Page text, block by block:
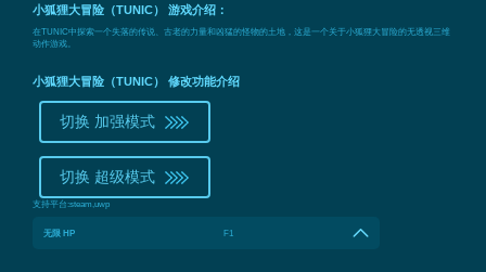
小狐狸大冒险（TUNIC） 游戏介绍：
在TUNIC中探索一个失落的传说、古老的力量和凶猛的怪物的土地，这是一个关于小狐狸大冒险的无透视三维
动作游戏。
小狐狸大冒险（TUNIC） 修改功能介绍
切换 加强模式
切换 超级模式
支持平台:steam,uwp
无限 HP F1